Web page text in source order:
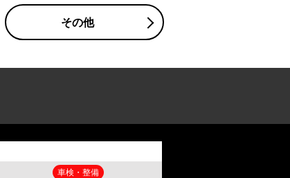
その他
車検・整備